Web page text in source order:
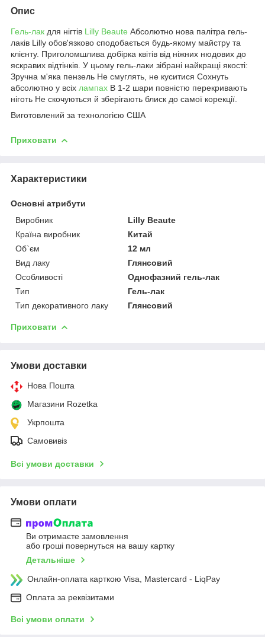
Опис
Гель-лак для нігтів Lilly Beaute Абсолютно нова палітра гель-
лаків Lilly обов'язково сподобається будь-якому майстру та
клієнту. Приголомшлива добірка квітів від ніжних нюдових до
яскравих відтінків. У цьому гель-лаки зібрані найкращі якості:
Зручна м'яка пензель Не смуглять, не куситися Сохнуть
абсолютно у всіх лампах В 1-2 шари повністю перекривають
ніготь Не скочуються й зберігають блиск до самої корекції.
Виготовлений за технологією США
Приховати
Характеристики
Основні атрибути
Виробник
Lilly Beaute
Країна виробник
Китай
Об`єм
12 мл
Вид лаку
Глянсовий
Особливості
Однофазний гель-лак
Тип
Гель-лак
Тип декоративного лаку
Глянсовий
Приховати
Умови доставки
Нова Пошта
Магазини Rozetka
Укрпошта
Самовивіз
Всі умови доставки
Умови оплати
Ви отримаєте замовлення
або гроші повернуться на вашу картку
Детальніше
Онлайн-оплата карткою Visa, Mastercard - LiqPay
Оплата за реквізитами
Всі умови оплати